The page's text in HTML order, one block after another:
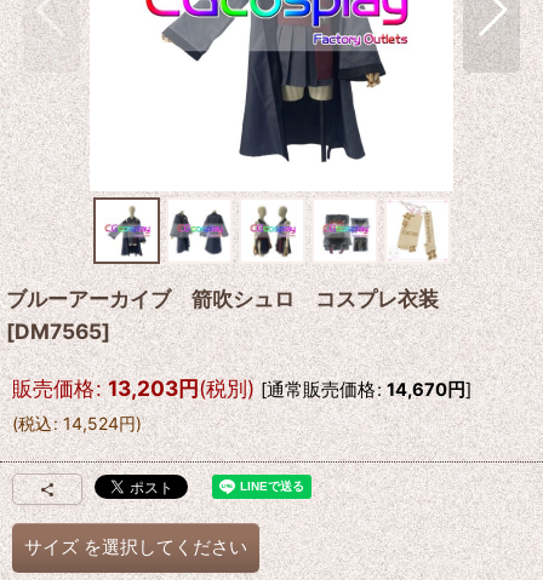
ブルーアーカイブ 箭吹シュロ コスプレ衣装
[DM7565]
販売価格: 13,203円(税別) [通常販売価格: 14,670円]
(税込: 14,524円)
サイズ を選択してください